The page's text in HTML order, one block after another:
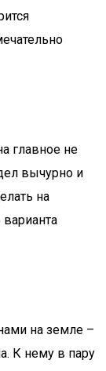
главное не
вычурно и
на
на земле –
К нему в пару